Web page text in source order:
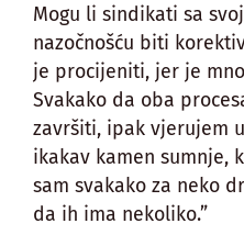
Mogu li sindikati sa
nazočnošću biti
je procijeniti, jer je
Svakako da oba
završiti, ipak vjerujem
ikakav kamen sumnje,
sam svakako za neko
da ih ima nekoliko.”